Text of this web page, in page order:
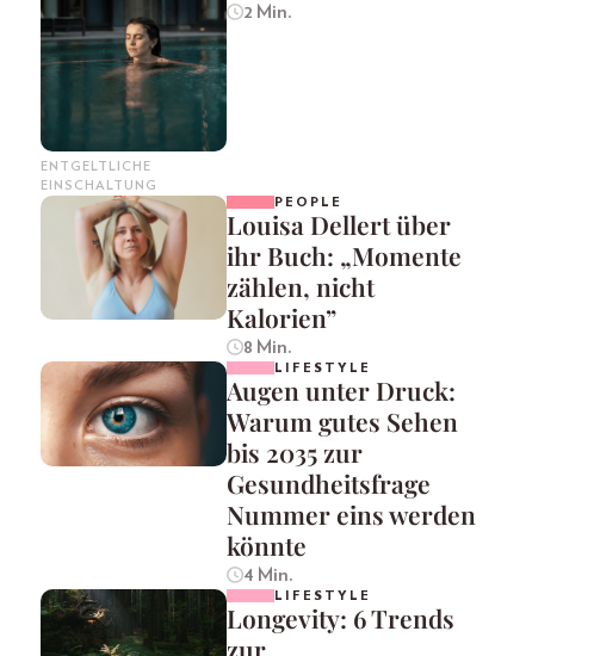
ENTGELTLICHE
EINSCHALTUNG
2 Min.
PEOPLE
Louisa Dellert über
ihr Buch: „Momente
zählen, nicht
Kalorien”
8 Min.
LIFESTYLE
Augen unter Druck:
Warum gutes Sehen
bis 2035 zur
Gesundheitsfrage
Nummer eins werden
könnte
4 Min.
LIFESTYLE
Longevity: 6 Trends